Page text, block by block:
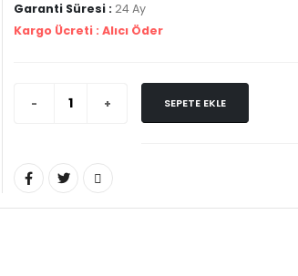
Garanti Süresi : 24 Ay
Kargo Ücreti : Alıcı Öder
SEPETE EKLE